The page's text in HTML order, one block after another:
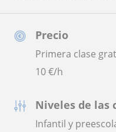
Precio
Primera clase
10€/h
Niveles de las
Infantil y